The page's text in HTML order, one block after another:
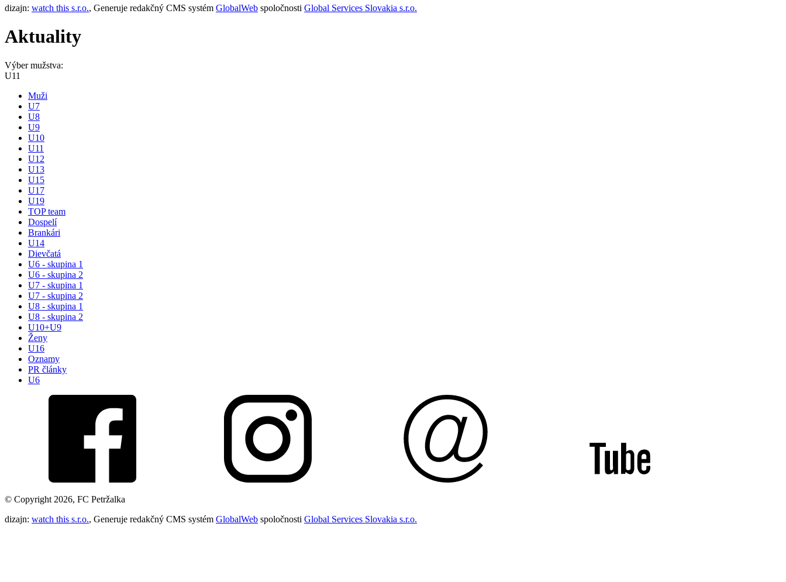
dizajn: watch this s.r.o., Generuje redakčný CMS systém GlobalWeb spoločnosti Global Services Slovakia s.r.o.
Aktuality
Výber mužstva:
U11
Muži
U7
U8
U9
U10
U11
U12
U13
U15
U17
U19
TOP team
Dospelí
Brankári
U14
Dievčatá
U6 - skupina 1
U6 - skupina 2
U7 - skupina 1
U7 - skupina 2
U8 - skupina 1
U8 - skupina 2
U10+U9
Ženy
U16
Oznamy
PR články
U6
© Copyright 2026, FC Petržalka
dizajn: watch this s.r.o., Generuje redakčný CMS systém GlobalWeb spoločnosti Global Services Slovakia s.r.o.